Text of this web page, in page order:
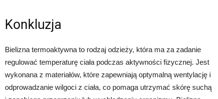
Konkluzja
Bielizna termoaktywna to rodzaj odzieży, która ma za zadanie
regulować temperaturę ciała podczas aktywności fizycznej. Jest
wykonana z materiałów, które zapewniają optymalną wentylację i
odprowadzanie wilgoci z ciała, co pomaga utrzymać skórę suchą